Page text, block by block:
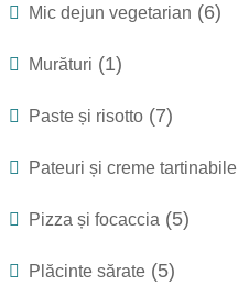
Mic dejun vegetarian (6)
Murături (1)
Paste și risotto (7)
Pateuri și creme tartinabile
Pizza și focaccia (5)
Plăcinte sărate (5)